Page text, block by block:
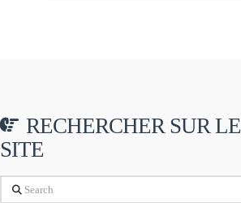
RECHERCHER SUR LE
SITE
Search